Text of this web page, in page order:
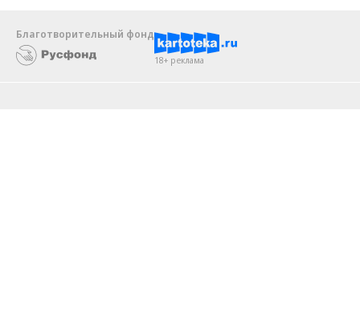
Благотворительный фонд
18+ реклама